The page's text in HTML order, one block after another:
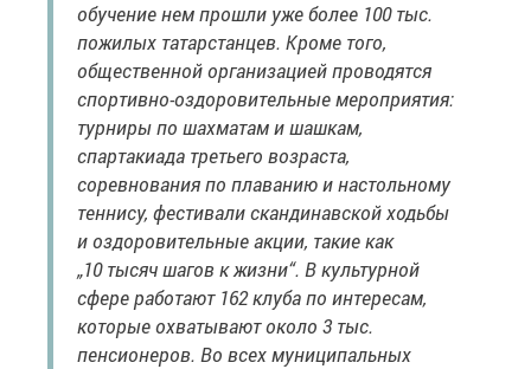
обучение нем прошли уже более 100 тыс.
пожилых татарстанцев. Кроме того,
общественной организацией проводятся
спортивно-оздоровительные мероприятия:
турниры по шахматам и шашкам,
спартакиада третьего возраста,
соревнования по плаванию и настольному
теннису, фестивали скандинавской ходьбы
и оздоровительные акции, такие как
„10 тысяч шагов к жизни“. В культурной
сфере работают 162 клуба по интересам,
которые охватывают около 3 тыс.
пенсионеров. Во всех муниципальных